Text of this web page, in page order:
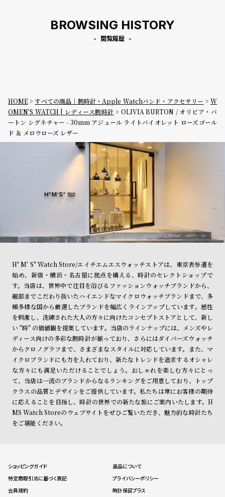
BROWSING HISTORY
閲覧履歴
HOME すべての商品｜腕時計・Apple Watchバンド・アクセサリー
W
OMEN'S WATCH | レディース腕時計
OLIVIA BURTON / オリビア・バ
ートン シグネチャー - 30mm アジュール ライトバイオレット ローズゴール
ド ＆ メロウローズ レザー
Hº M' S" Watch Store/エイチエムエスウォッチストアは、東京表参道を
始め、新宿・横浜・名古屋に拠点を構える、時計のセレクトショップで
す。当店は、世界中で注目を浴びるファッションウォッチブランドから、
細部までこだわり抜いたハイエンドなマイクロウォッチブランドまで、多
種多様な国から厳選したブランドを幅広くラインアップしています。感性
を刺激し、洗練された大人の方々に向けたコンセプトストアとして、新し
い "時" の価値観を提案しています。当店のラインナップには、メンズやレ
ディース向けの多彩な腕時計が揃っており、さらにはダイバーズウォッチ
からクロノグラフまで、さまざまなスタイルに対応しています。また、マ
イクロブランドにも力を入れており、新たなトレンドを追求するオシャレ
な方々にも満足いただけることでしょう。おしゃれを楽しむ方々にとっ
て、当店は一流のブランドからなるランキングをご用意しており、トップ
クラスの品質とデザインをご提供しています。私たちは常にお客様の期待
に応えることを目指し、時計の世界での新たな旅にご案内いたします。H
MS Watch Storeのウェブサイトをぜひご覧いただき、魅力的な時計たち
をご堪能ください。
ショッピングガイド
返品について
特定商取引法に基づく表記
プライバシーポリシー
会員規約
時計保証プラス